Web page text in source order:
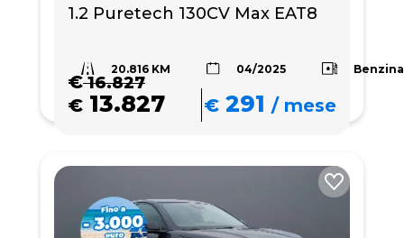
1.2 Puretech 130CV Max EAT8
20.816 KM 04/2025 Benzina
€16.827
€ 13.827 € 291 /mese